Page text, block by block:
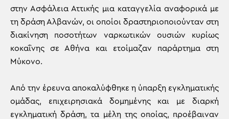
στην Ασφάλεια Αττικής μια καταγγελία αναφορικά με
τη δράση Αλβανών, οι οποίοι δραστηριοποιούνταν στη
διακίνηση ποσοτήτων ναρκωτικών ουσιών κυρίως
κοκαΐνης σε Αθήνα και ετοίμαζαν παράρτημα στη
Μύκονο.
Από την έρευνα αποκαλύφθηκε η ύπαρξη εγκληματικής
ομάδας, επιχειρησιακά δομημένης και με διαρκή
εγκληματική δράση, τα μέλη της οποίας, προέβαιναν